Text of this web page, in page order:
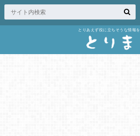
とりあえず役に立ちそうな情報を